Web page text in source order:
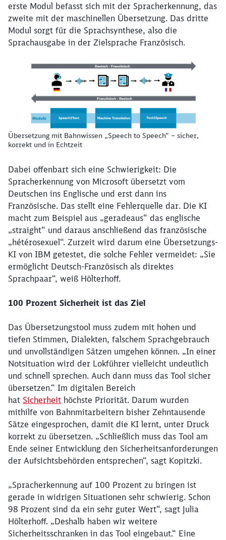
erste Modul befasst sich mit der Spracherkennung, das
zweite mit der maschinellen Übersetzung. Das dritte
Modul sorgt für die Sprachsynthese, also die
Sprachausgabe in der Zielsprache Französisch.
Übersetzung mit Bahnwissen „Speech to Speech“ – sicher,
korrekt und in Echtzeit
Dabei offenbart sich eine Schwierigkeit: Die
Spracherkennung von Microsoft übersetzt vom
Deutschen ins Englische und erst dann ins
Französische. Das stellt eine Fehlerquelle dar. Die KI
macht zum Beispiel aus „geradeaus“ das englische
„straight“ und daraus anschließend das französische
„hétérosexuel“. Zurzeit wird darum eine Übersetzungs-
KI von IBM getestet, die solche Fehler vermeidet: „Sie
ermöglicht Deutsch-Französisch als direktes
Sprachpaar“, weiß Hölterhoff.
100 Prozent Sicherheit ist das Ziel
Das Übersetzungstool muss zudem mit hohen und
tiefen Stimmen, Dialekten, falschem Sprachgebrauch
und unvollständigen Sätzen umgehen können. „In einer
Notsituation wird der Lokführer vielleicht undeutlich
und schnell sprechen. Auch dann muss das Tool sicher
übersetzen.“ Im digitalen Bereich
hat Sicherheit höchste Priorität. Darum wurden
mithilfe von Bahnmitarbeitern bisher Zehntausende
Sätze eingesprochen, damit die KI lernt, unter Druck
korrekt zu übersetzen. „Schließlich muss das Tool am
Ende seiner Entwicklung den Sicherheitsanforderungen
der Aufsichtsbehörden entsprechen“, sagt Kopitzki.
„Spracherkennung auf 100 Prozent zu bringen ist
gerade in widrigen Situationen sehr schwierig. Schon
98 Prozent sind da ein sehr guter Wert“, sagt Julia
Hölterhoff. „Deshalb haben wir weitere
Sicherheitsschranken in das Tool eingebaut.“ Eine